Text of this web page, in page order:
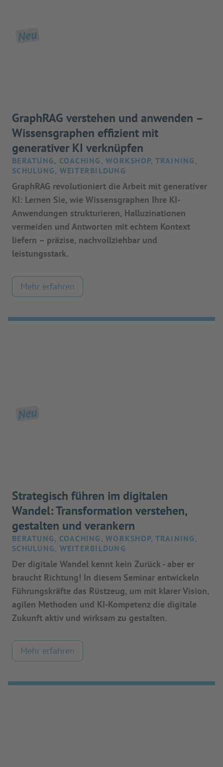
Neu
GraphRAG verstehen und anwenden –
Wissensgraphen effizient mit
generativer KI verknüpfen
BERATUNG, COACHING, WORKSHOP, TRAINING,
SCHULUNG, WEITERBILDUNG
GraphRAG revolutioniert die Arbeit mit generativer
KI: Lernen Sie, wie Wissensgraphen Ihre KI-
Anwendungen strukturieren, Halluzinationen
vermeiden und Antworten mit echtem Kontext
liefern – präzise, nachvollziehbar und
leistungsstark.
Mehr erfahren
Neu
Strategisch führen im digitalen
Wandel: Transformation verstehen,
gestalten und verankern
BERATUNG, COACHING, WORKSHOP, TRAINING,
SCHULUNG, WEITERBILDUNG
Der digitale Wandel kennt kein Zurück - aber er
braucht Richtung! In diesem Seminar entwickeln
Führungskräfte das Rüstzeug, um mit klarer Vision,
agilen Methoden und KI-Kompetenz die digitale
Zukunft aktiv und wirksam zu gestalten.
Mehr erfahren